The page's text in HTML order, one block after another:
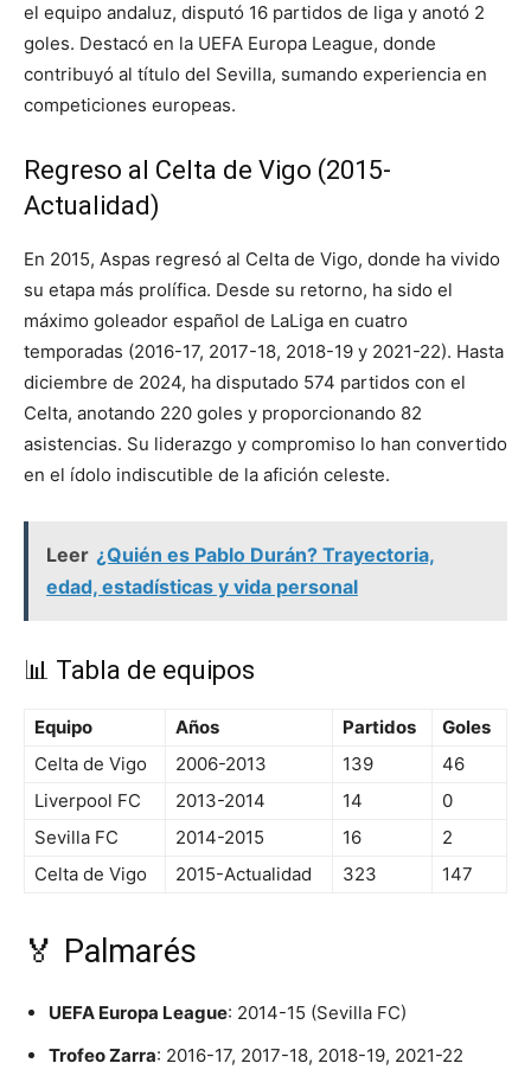
el equipo andaluz, disputó 16 partidos de liga y anotó 2
goles. Destacó en la UEFA Europa League, donde
contribuyó al título del Sevilla, sumando experiencia en
competiciones europeas.
Regreso al Celta de Vigo (2015-
Actualidad)
En 2015, Aspas regresó al Celta de Vigo, donde ha vivido
su etapa más prolífica. Desde su retorno, ha sido el
máximo goleador español de LaLiga en cuatro
temporadas (2016-17, 2017-18, 2018-19 y 2021-22). Hasta
diciembre de 2024, ha disputado 574 partidos con el
Celta, anotando 220 goles y proporcionando 82
asistencias. Su liderazgo y compromiso lo han convertido
en el ídolo indiscutible de la afición celeste.
Leer ¿Quién es Pablo Durán? Trayectoria,
edad, estadísticas y vida personal
📊 Tabla de equipos
Equipo Años Partidos
Goles
Celta de Vigo
2006-2013 139
46
Liverpool FC
2013-2014 14
0
Sevilla FC
2014-2015 16
2
Celta de Vigo
2015-Actualidad 323 147
🏅 Palmarés
UEFA Europa League: 2014-15 (Sevilla FC)
Trofeo Zarra: 2016-17, 2017-18, 2018-19, 2021-22